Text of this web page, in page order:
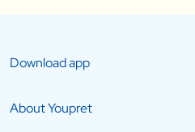
Download app
About Youpret